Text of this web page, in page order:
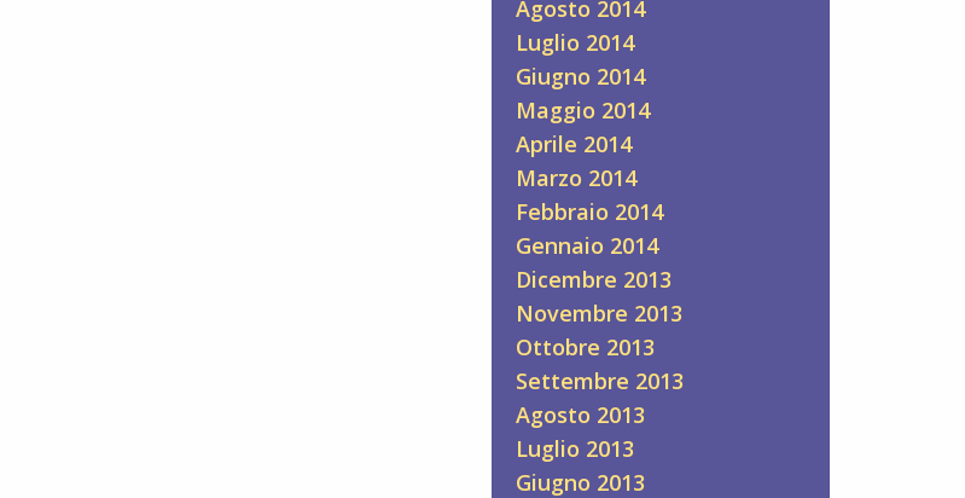
Agosto 2014
Luglio 2014
Giugno 2014
Maggio 2014
Aprile 2014
Marzo 2014
Febbraio 2014
Gennaio 2014
Dicembre 2013
Novembre 2013
Ottobre 2013
Settembre 2013
Agosto 2013
Luglio 2013
Giugno 2013